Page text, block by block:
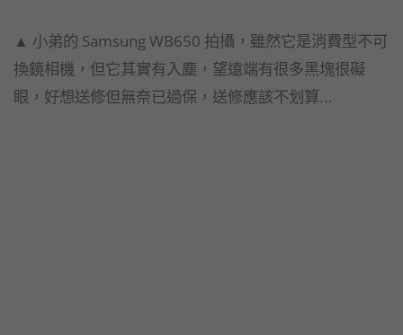
▲ 小弟的 Samsung WB650 拍攝，雖然它是消費型不可
換鏡相機，但它其實有入塵，望遠端有很多黑塊很礙
眼，好想送修但無奈已過保，送修應該不划算...